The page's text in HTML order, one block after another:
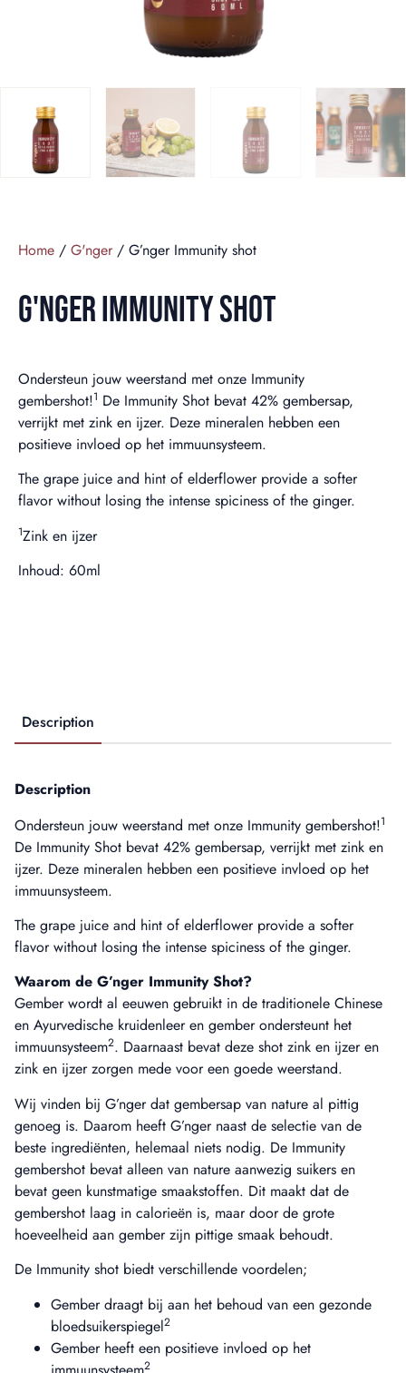
Home / G'nger / G’nger Immunity shot
G'NGER IMMUNITY SHOT
Ondersteun jouw weerstand met onze Immunity
gembershot!1 De Immunity Shot bevat 42% gembersap,
verrijkt met zink en ijzer. Deze mineralen hebben een
positieve invloed op het immuunsysteem.
The grape juice and hint of elderflower provide a softer
flavor without losing the intense spiciness of the ginger.
1Zink en ijzer
Inhoud: 60ml
Description
Description
Ondersteun jouw weerstand met onze Immunity gembershot!1
De Immunity Shot bevat 42% gembersap, verrijkt met zink en
ijzer. Deze mineralen hebben een positieve invloed op het
immuunsysteem.
The grape juice and hint of elderflower provide a softer
flavor without losing the intense spiciness of the ginger.
Waarom de G’nger Immunity Shot?
Gember wordt al eeuwen gebruikt in de traditionele Chinese
en Ayurvedische kruidenleer en gember ondersteunt het
immuunsysteem2. Daarnaast bevat deze shot zink en ijzer en
zink en ijzer zorgen mede voor een goede weerstand.
Wij vinden bij G’nger dat gembersap van nature al pittig
genoeg is. Daarom heeft G’nger naast de selectie van de
beste ingrediënten, helemaal niets nodig. De Immunity
gembershot bevat alleen van nature aanwezig suikers en
bevat geen kunstmatige smaakstoffen. Dit maakt dat de
gembershot laag in calorieën is, maar door de grote
hoeveelheid aan gember zijn pittige smaak behoudt.
De Immunity shot biedt verschillende voordelen;
Gember draagt bij aan het behoud van een gezonde
bloedsuikerspiegel2
Gember heeft een positieve invloed op het
2